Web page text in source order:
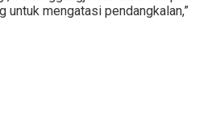
untuk mengatasi pendangkalan,”